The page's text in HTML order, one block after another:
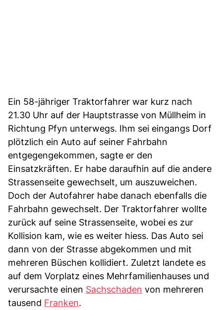
Ein 58-jähriger Traktorfahrer war kurz nach
21.30 Uhr auf der Hauptstrasse von Müllheim in
Richtung Pfyn unterwegs. Ihm sei eingangs Dorf
plötzlich ein Auto auf seiner Fahrbahn
entgegengekommen, sagte er den
Einsatzkräften. Er habe daraufhin auf die andere
Strassenseite gewechselt, um auszuweichen.
Doch der Autofahrer habe danach ebenfalls die
Fahrbahn gewechselt. Der Traktorfahrer wollte
zurück auf seine Strassenseite, wobei es zur
Kollision kam, wie es weiter hiess. Das Auto sei
dann von der Strasse abgekommen und mit
mehreren Büschen kollidiert. Zuletzt landete es
auf dem Vorplatz eines Mehrfamilienhauses und
verursachte einen Sachschaden von mehreren
tausend Franken.